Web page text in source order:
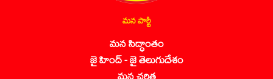
మన పార్టీ
మన సిద్ధాంతం
జై హింద్ - జై తెలుగుదేశం